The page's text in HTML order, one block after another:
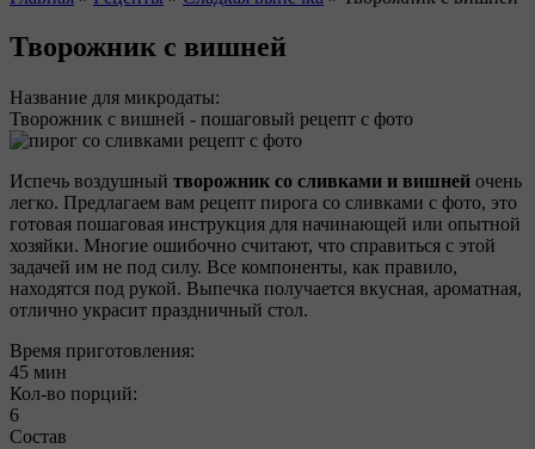
Творожник с вишней
Название для микродаты:
Творожник с вишней - пошаговый рецепт с фото
Испечь воздушный творожник со сливками и вишней очень
легко. Предлагаем вам рецепт пирога со сливками с фото, это
готовая пошаговая инструкция для начинающей или опытной
хозяйки. Многие ошибочно считают, что справиться с этой
задачей им не под силу. Все компоненты, как правило,
находятся под рукой. Выпечка получается вкусная, ароматная,
отлично украсит праздничный стол.
Время приготовления:
45 мин
Кол-во порций:
6
Состав